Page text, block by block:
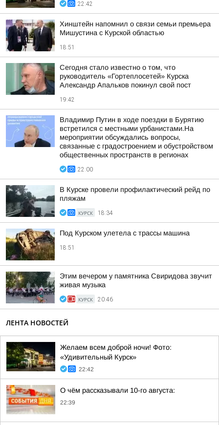
22:42
Хинштейн напомнил о связи семьи премьера
Мишустина с Курской областью
18:51
Сегодня стало известно о том, что
руководитель «Гортеплосетей» Курска
Александр Апальков покинул свой пост
19:42
Владимир Путин в ходе поездки в Бурятию
встретился с местными урбанистами.На
мероприятии обсуждались вопросы,
связанные с градостроением и обустройством
общественных пространств в регионах
22:00
В Курске провели профилактический рейд по
пляжам
КУРСК 18:34
Под Курском улетела с трассы машина
18:51
Этим вечером у памятника Свиридова звучит
живая музыка
КУРСК 20:46
ЛЕНТА НОВОСТЕЙ
Желаем всем доброй ночи! Фото:
«Удивительный Курск»
22:42
О чём рассказывали 10-го августа:
22:39